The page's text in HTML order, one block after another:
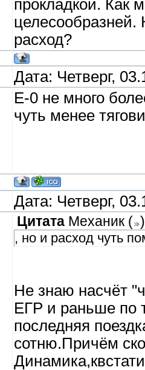
прокладкой. Как
целесообразней.
расход?
Дата: Четверг,
Е-0 не много
чуть менее
Дата: Четверг,
Цитата Механик ( )
, но и расход чуть
Не знаю насчёт
ЕГР и раньше по
последняя
сотню.Причём